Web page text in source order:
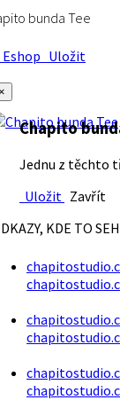
bunda Tee
Uložit
Chapito
Jednu z těchto
Uložit Zavřít
KDE TO